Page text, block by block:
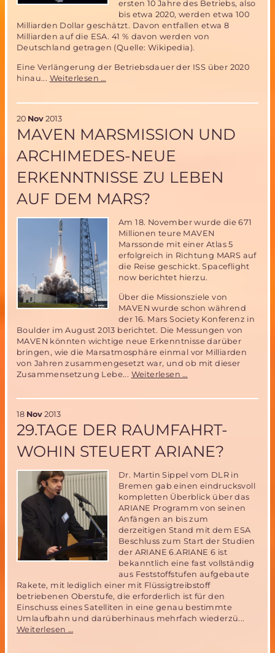
ersten 10 Jahre des Betriebs, also
bis etwa 2020, werden etwa 100
Milliarden Dollar geschätzt. Davon entfallen etwa 8
Milliarden auf die ESA. 41 % davon werden von
Deutschland getragen (Quelle: Wikipedia).
Eine Verlängerung der Betriebsdauer der ISS über 2020
hinau... Weiterlesen …
bemannter
Missionen?
20 Nov 2013
MAVEN MARSMISSION UND
ARCHIMEDES-NEUE
ERKENNTNISSE ZU LEBEN
AUF DEM MARS?
Am 18. November wurde die 671
Millionen teure MAVEN
Marssonde mit einer Atlas 5
erfolgreich in Richtung MARS auf
die Reise geschickt. Spaceflight
now berichtet hierzu.
Über die Missionsziele von
MAVEN wurde schon während
der 16. Mars Society Konferenz in
Boulder im August 2013 berichtet. Die Messungen von
MAVEN könnten wichtige neue Erkenntnisse darüber
bringen, wie die Marsatmosphäre einmal vor Milliarden
von Jahren zusammengesetzt war, und ob mit dieser
Zusammensetzung Lebe... Weiterlesen …
Erkenntnisse
Leben
dem
Mars?
18 Nov 2013
29.TAGE DER RAUMFAHRT-
WOHIN STEUERT ARIANE?
Dr. Martin Sippel vom DLR in
Bremen gab einen eindrucksvoll
kompletten Überblick über das
ARIANE Programm von seinen
Anfängen an bis zum
derzeitigen Stand mit dem ESA
Beschluss zum Start der Studien
der ARIANE 6.ARIANE 6 ist
bekanntlich eine fast vollständig
aus Feststoffstufen aufgebaute
Rakete, mit lediglich einer mit Flüssigtreibstoff
betriebenen Oberstufe, die erforderlich ist für den
Einschuss eines Satelliten in eine genau bestimmte
Umlaufbahn und darüberhinaus mehrfach wiederzü...
Weiterlesen …